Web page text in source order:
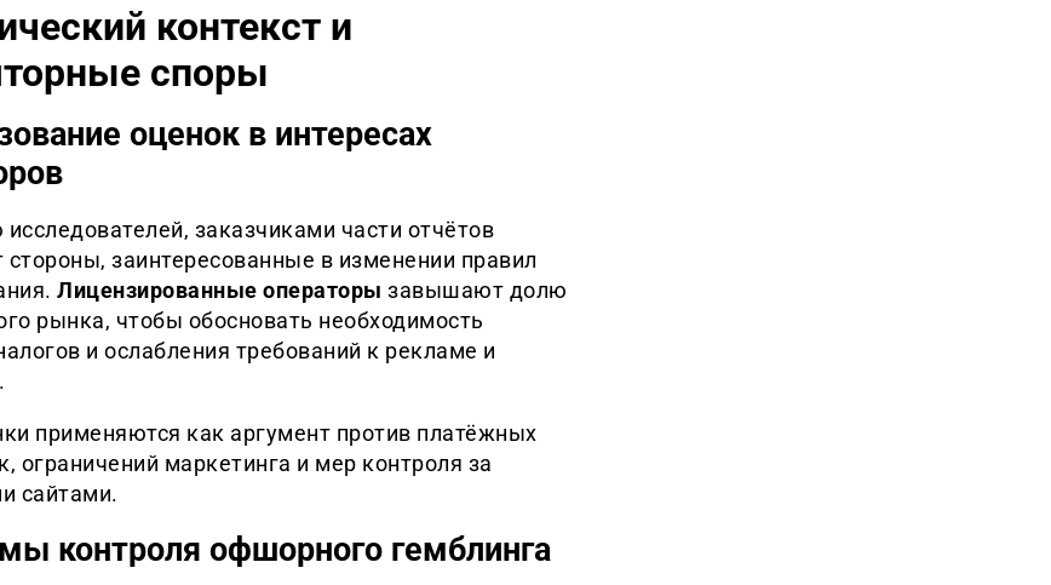
контекст и
споры
оценок в интересах
заказчиками части отчётов
заинтересованные в изменении правил
Лицензированные операторы завышают долю
рынка, чтобы обосновать необходимость
и ослабления требований к рекламе и
применяются как аргумент против платёжных
ограничений маркетинга и мер контроля за
сайтами.
контроля офшорного гемблинга